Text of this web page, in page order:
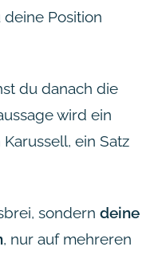
Position
du danach die
wird ein
ein Satz
sondern deine
, nur auf mehreren